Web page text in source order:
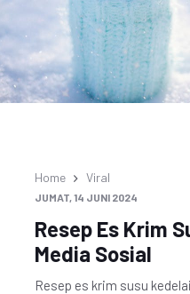
Home Viral
JUMAT, 14 JUNI 2024
Resep Es Krim
Media Sosial
Resep es krim susu